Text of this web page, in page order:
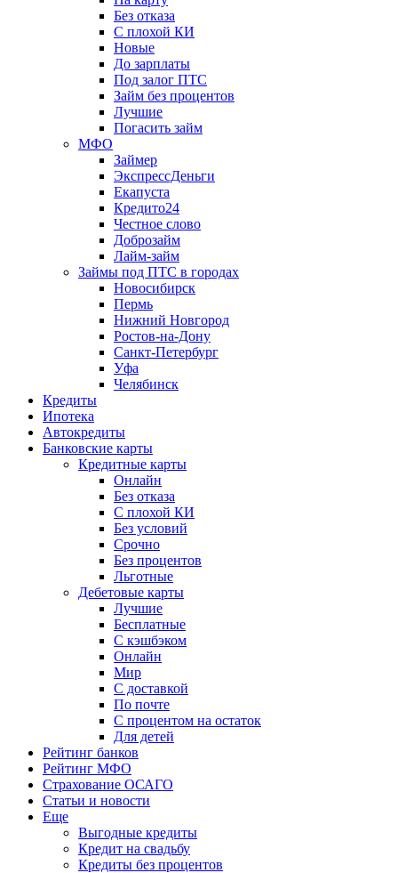
Без отказа
С плохой КИ
Новые
До зарплаты
Под залог ПТС
Займ без процентов
Лучшие
Погасить займ
МФО
Займер
ЭкспрессДеньги
Екапуста
Кредито24
Честное слово
Доброзайм
Лайм-займ
Займы под ПТС в городах
Новосибирск
Пермь
Нижний Новгород
Ростов-на-Дону
Санкт-Петербург
Уфа
Челябинск
Кредиты
Ипотека
Автокредиты
Банковские карты
Кредитные карты
Онлайн
Без отказа
С плохой КИ
Без условий
Срочно
Без процентов
Льготные
Дебетовые карты
Лучшие
Бесплатные
С кэшбэком
Онлайн
Мир
С доставкой
По почте
С процентом на остаток
Для детей
Рейтинг банков
Рейтинг МФО
Страхование ОСАГО
Статьи и новости
Еще
Выгодные кредиты
Кредит на свадьбу
Кредиты без процентов